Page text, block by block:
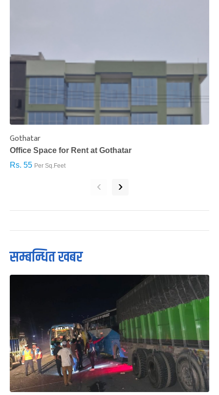
Gothatar
Office Space for Rent at Gothatar
Rs. 55 Per Sq.Feet
‹ ›
सम्बन्धित खबर